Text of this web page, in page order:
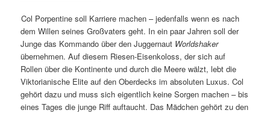
Col Porpentine soll Karriere machen – jedenfalls wenn es nach
dem Willen seines Großvaters geht. In ein paar Jahren soll der
Junge das Kommando über den Juggernaut Worldshaker
übernehmen. Auf diesem Riesen-Eisenkoloss, der sich auf
Rollen über die Kontinente und durch die Meere wälzt, lebt die
Viktorianische Elite auf den Oberdecks im absoluten Luxus. Col
gehört dazu und muss sich eigentlich keine Sorgen machen – bis
eines Tages die junge Riff auftaucht. Das Mädchen gehört zu den